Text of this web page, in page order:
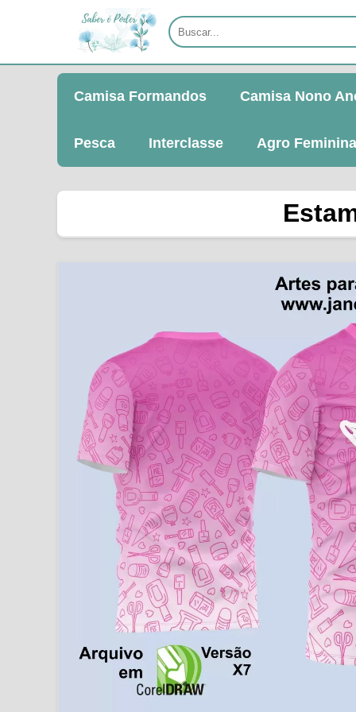
Camisa Formandos Camisa Nono
Pesca Interclasse Agro Feminina